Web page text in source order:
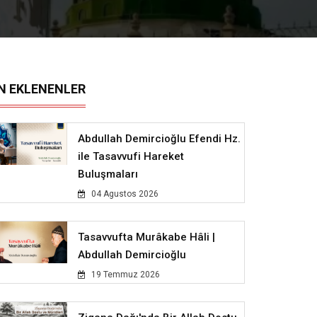
EKLENENLER
Abdullah Demircioğlu Efendi Hz.
ile Tasavvufi Hareket
Buluşmaları
04 Agustos 2026
Tasavvufta Murâkabe Hâli |
Abdullah Demircioğlu
19 Temmuz 2026